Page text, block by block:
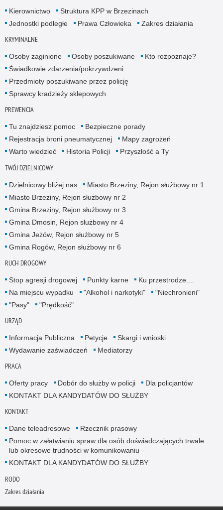
Kierownictwo
Struktura KPP w Brzezinach
Jednostki podległe
Prawa Człowieka Zakres działania
KRYMINALNE
Osoby zaginione Osoby poszukiwane
Kto rozpoznaje?
Świadkowie zdarzenia/pokrzywdzeni
Przedmioty poszukiwane przez policję
Sprawcy kradzieży sklepowych
PREWENCJA
Tu znajdziesz pomoc
Bezpieczne porady
Rejestracja broni pneumatycznej
Mapy zagrożeń
Warto wiedzieć
Historia Policji Przyszłość a Ty
TWÓJ DZIELNICOWY
Dzielnicowy bliżej nas
Miasto Brzeziny, Rejon służbowy nr 1
Miasto Brzeziny, Rejon służbowy nr 2
Gmina Brzeziny, Rejon służbowy nr 3
Gmina Dmosin, Rejon służbowy nr 4
Gmina Jeżów, Rejon służbowy nr 5
Gmina Rogów, Rejon służbowy nr 6
RUCH DROGOWY
Stop agresji drogowej Punkty karne
Ku przestrodze....
Na miejscu wypadku
"Alkohol i narkotyki"
"Niechronieni"
"Pasy"
"Prędkość"
URZĄD
Informacja Publiczna Petycje
Skargi i wnioski
Wydawanie zaświadczeń
Mediatorzy
PRACA
Oferty pracy Dobór do służby w policji
Dla policjantów
KONTAKT DLA KANDYDATÓW DO SŁUŻBY
KONTAKT
Dane teleadresowe
Rzecznik prasowy
Pomoc w załatwianiu spraw dla osób doświadczających trwale
lub okresowe trudności w komunikowaniu
KONTAKT DLA KANDYDATÓW DO SŁUŻBY
RODO
Zakres działania